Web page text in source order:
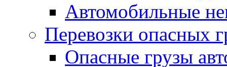
Автомобильные
Перевозки опасных
Опасные грузы